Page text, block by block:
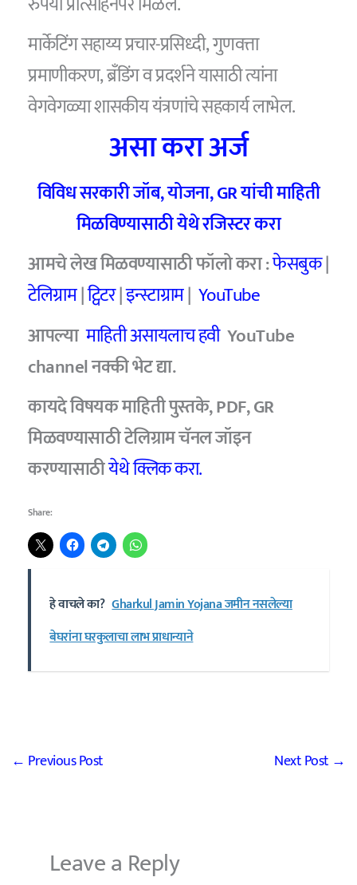
मार्केटिंग सहाय्य प्रचार-प्रसिध्दी, गुणवत्ता
प्रमाणीकरण, ब्रँडिंग व प्रदर्शने यासाठी त्यांना
वेगवेगळ्या शासकीय यंत्रणांचे सहकार्य लाभेल.
असा करा अर्ज
विविध सरकारी जॉब,योजना, GRयांची माहिती
मिळविण्यासाठी येथे रजिस्टर करा
आमचे लेख मिळवण्यासाठी फॉलो करा :फेसबुक|
टेलिग्राम|ट्विटर|इन्स्टाग्राम| YouTube
आपल्यामाहिती असायलाच हवी YouTube
channel नक्की भेट द्या.
कायदे विषयक माहिती पुस्तके, PDF, GR
मिळवण्यासाठी टेलिग्राम चॅनल जॉइन
करण्यासाठीयेथे क्लिक करा.
Share:
हे वाचले का? Gharkul Jamin Yojana जमीन नसलेल्या
बेघरांना घरकुलाचा लाभ प्राधान्याने
← Previous Post Next Post →
Leave a Reply